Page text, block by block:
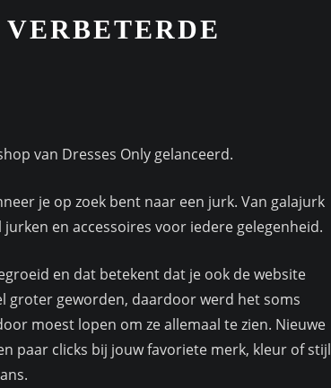
van Dresses Only gelanceerd.
je op zoek bent naar een jurk. Van galajurk
en accessoires voor iedere gelegenheid.
en dat betekent dat je ook de website
groter geworden, daardoor werd het soms
moest lopen om ze allemaal te zien. Nieuwe
paar clicks bij jouw favoriete merk, kleur of stijl